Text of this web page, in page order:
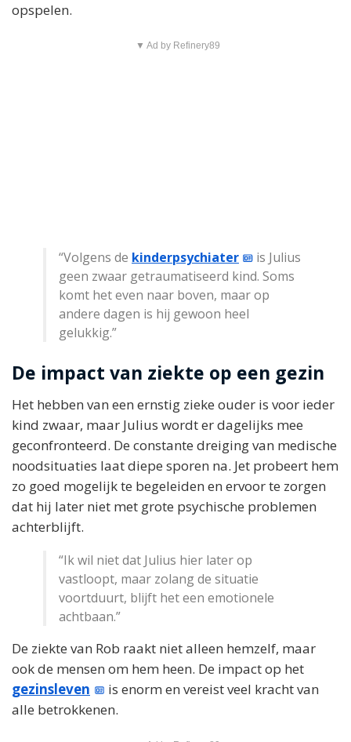
opspelen.
▼ Ad by Refinery89
“Volgens de kinderpsychiater
is Julius
geen zwaar getraumatiseerd kind. Soms
komt het even naar boven, maar op
andere dagen is hij gewoon heel
gelukkig.”
De impact van ziekte op een gezin
Het hebben van een ernstig zieke ouder is voor ieder
kind zwaar, maar Julius wordt er dagelijks mee
geconfronteerd. De constante dreiging van medische
noodsituaties laat diepe sporen na. Jet probeert hem
zo goed mogelijk te begeleiden en ervoor te zorgen
dat hij later niet met grote psychische problemen
achterblijft.
“Ik wil niet dat Julius hier later op
vastloopt, maar zolang de situatie
voortduurt, blijft het een emotionele
achtbaan.”
De ziekte van Rob raakt niet alleen hemzelf, maar
ook de mensen om hem heen. De impact op het
gezinsleven
is enorm en vereist veel kracht van
alle betrokkenen.